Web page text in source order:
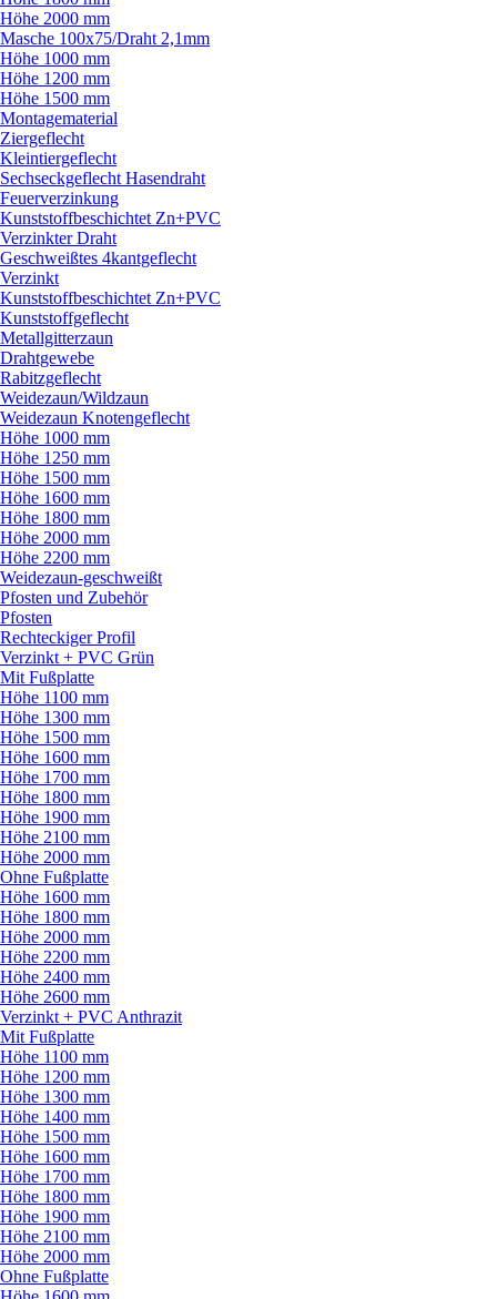
Höhe 2000 mm
Masche 100x75/Draht 2,1mm
Höhe 1000 mm
Höhe 1200 mm
Höhe 1500 mm
Montagematerial
Ziergeflecht
Kleintiergeflecht
Sechseckgeflecht Hasendraht
Feuerverzinkung
Kunststoffbeschichtet Zn+PVC
Verzinkter Draht
Geschweißtes 4kantgeflecht
Verzinkt
Kunststoffbeschichtet Zn+PVC
Kunststoffgeflecht
Metallgitterzaun
Drahtgewebe
Rabitzgeflecht
Weidezaun/Wildzaun
Weidezaun Knotengeflecht
Höhe 1000 mm
Höhe 1250 mm
Höhe 1500 mm
Höhe 1600 mm
Höhe 1800 mm
Höhe 2000 mm
Höhe 2200 mm
Weidezaun-geschweißt
Pfosten und Zubehör
Pfosten
Rechteckiger Profil
Verzinkt + PVC Grün
Mit Fußplatte
Höhe 1100 mm
Höhe 1300 mm
Höhe 1500 mm
Höhe 1600 mm
Höhe 1700 mm
Höhe 1800 mm
Höhe 1900 mm
Höhe 2100 mm
Höhe 2000 mm
Ohne Fußplatte
Höhe 1600 mm
Höhe 1800 mm
Höhe 2000 mm
Höhe 2200 mm
Höhe 2400 mm
Höhe 2600 mm
Verzinkt + PVC Anthrazit
Mit Fußplatte
Höhe 1100 mm
Höhe 1200 mm
Höhe 1300 mm
Höhe 1400 mm
Höhe 1500 mm
Höhe 1600 mm
Höhe 1700 mm
Höhe 1800 mm
Höhe 1900 mm
Höhe 2100 mm
Höhe 2000 mm
Ohne Fußplatte